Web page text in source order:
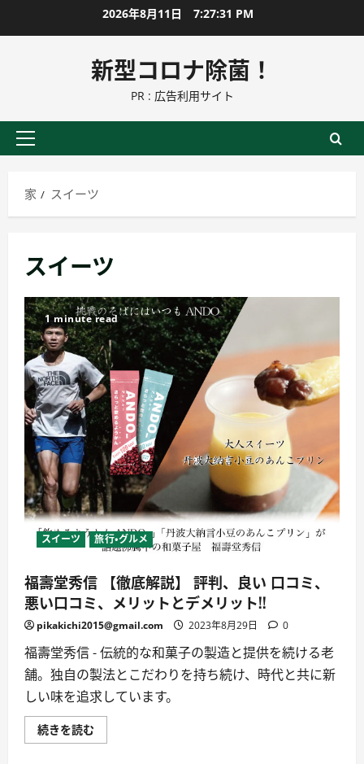
ン
に
2026年8月11日 7:27:31 PM
新型コロナ除菌！
PR : 広告利用サイト
プ
イ
メ
ュ
ー
家 スイーツ
スイーツ
1 minute read
スイーツ 旅行・グルメ
福壽堂秀信 【徹底解説】 評判、良い 口コミ、
悪い口コミ、メリットとデメリット!!
pikakichi2015@gmail.com 2023年8月29日 0
福壽堂秀信 - 伝統的な和菓子の製造と提供を続ける老
舗。独自の製法とこだわりを持ち続け、時代と共に新
しい味を追求しています。
続きを読む
壽